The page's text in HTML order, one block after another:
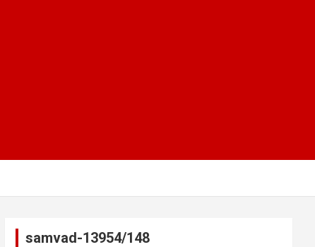
samvad-13954/148